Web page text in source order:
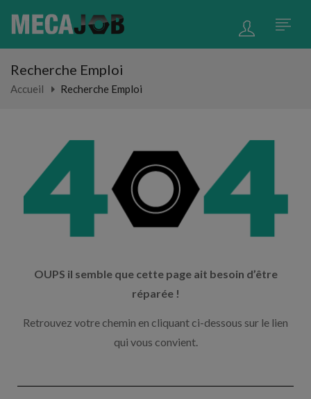
Recherche Emploi
Accueil Recherche Emploi
OUPS il semble que cette page ait besoin d’être
réparée !
Retrouvez votre chemin en cliquant ci-dessous sur le lien
qui vous convient.